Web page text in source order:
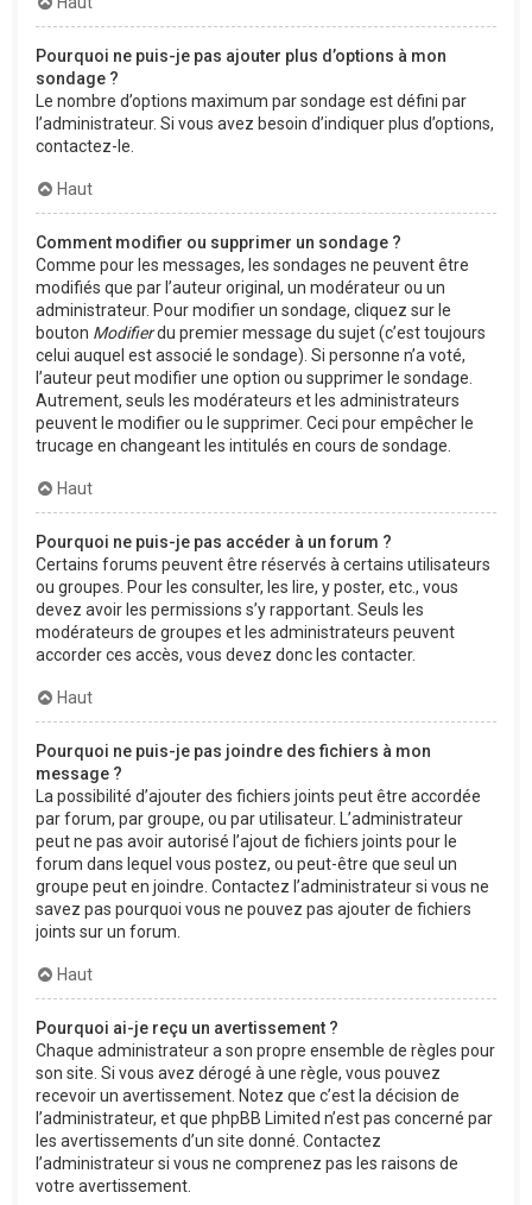
Pourquoi ne puis-je pas ajouter plus d’options à mon
sondage ?
Le nombre d’options maximum par sondage est défini par
l’administrateur. Si vous avez besoin d’indiquer plus d’options,
contactez-le.
Haut
Comment modifier ou supprimer un sondage ?
Comme pour les messages, les sondages ne peuvent être
modifiés que par l’auteur original, un modérateur ou un
administrateur. Pour modifier un sondage, cliquez sur le
bouton Modifierdu premier message du sujet (c’est toujours
celui auquel est associé le sondage). Si personne n’a voté,
l’auteur peut modifier une option ou supprimer le sondage.
Autrement, seuls les modérateurs et les administrateurs
peuvent le modifier ou le supprimer. Ceci pour empêcher le
trucage en changeant les intitulés en cours de sondage.
Haut
Pourquoi ne puis-je pas accéder à un forum ?
Certains forums peuvent être réservés à certains utilisateurs
ou groupes. Pour les consulter, les lire, y poster, etc., vous
devez avoir les permissions s’y rapportant. Seuls les
modérateurs de groupes et les administrateurs peuvent
accorder ces accès, vous devez donc les contacter.
Haut
Pourquoi ne puis-je pas joindre des fichiers à mon
message ?
La possibilité d’ajouter des fichiers joints peut être accordée
par forum, par groupe, ou par utilisateur. L’administrateur
peut ne pas avoir autorisé l’ajout de fichiers joints pour le
forum dans lequel vous postez, ou peut-être que seul un
groupe peut en joindre. Contactez l’administrateur si vous ne
savez pas pourquoi vous ne pouvez pas ajouter de fichiers
joints sur un forum.
Haut
Pourquoi ai-je reçu un avertissement ?
Chaque administrateur a son propre ensemble de règles pour
son site. Si vous avez dérogé à une règle, vous pouvez
recevoir un avertissement. Notez que c’est la décision de
l’administrateur, et que phpBB Limited n’est pas concerné par
les avertissements d’un site donné. Contactez
l’administrateur si vous ne comprenez pas les raisons de
votre avertissement.